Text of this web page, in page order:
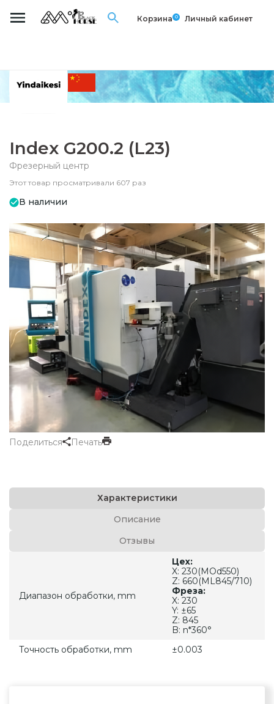
Корзина 0 Личный кабинет
Index G200.2 (L23)
Фрезерный центр
Этот товар просматривали 607 раз
В наличии
Поделиться Печать
Характеристики
Описание
Отзывы
Диапазон обработки, mm
Цех:
X: 230(MOd550)
Z: 660(ML845/710)
Фреза:
X: 230
Y: ±65
Z: 845
B: n*360°
Точность обработки, mm
±0.003